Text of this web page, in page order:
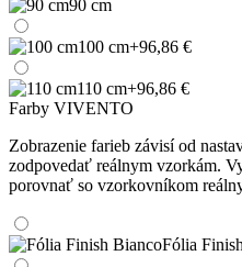
90 cm
100 cm+96,86 €
110 cm+96,86 €
Farby VIVENTO
Zobrazenie farieb závisí od
zodpovedať reálnym vzorkám.
porovnať so vzorkovníkom
Fólia